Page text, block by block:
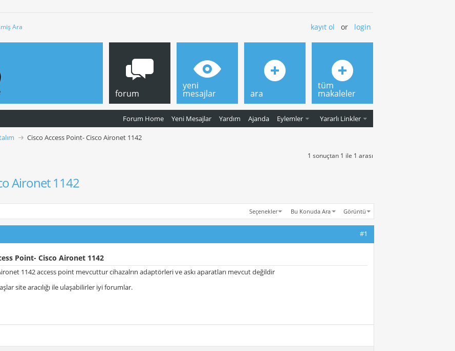
Ara kayıt ol or login
forum
Forum Home Yeni Mesajlar Yardım Ajanda Eylemler Yararlı Linkler
yeni
mesajlar ara
tüm
makaleler
Cisco Access Point- Cisco Aironet 1142
1 sonuçtan 1 ile 1 arası
Aironet 1142
Seçenekler Bu Konuda Ara Görüntü
#1
Point- Cisco Aironet 1142
1142 access point mevcuttur cihazalrın adaptörleri ve askı aparatları mevcut değildir
site aracılığı ile ulaşabilirler iyi forumlar.